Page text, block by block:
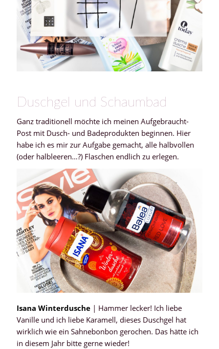
Duschgel und Schaumbad
Ganz traditionell möchte ich meinen Aufgebraucht-
Post mit Dusch- und Badeprodukten beginnen. Hier
habe ich es mir zur Aufgabe gemacht, alle halbvollen
(oder halbleeren…?) Flaschen endlich zu erlegen.
Isana Winterdusche| Hammer lecker! Ich liebe
Vanille und ich liebe Karamell, dieses Duschgel hat
wirklich wie ein Sahnebonbon gerochen. Das hätte ich
in diesem Jahr bitte gerne wieder!